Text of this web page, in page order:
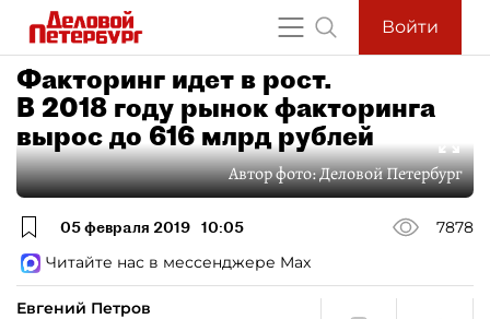
Войти
Факторинг идет в рост.
В 2018 году рынок факторинга
вырос до 616 млрд рублей
Автор фото:Деловой Петербург
05 февраля 2019 10:05
7878
Читайте нас в мессенджере Max
Евгений Петров